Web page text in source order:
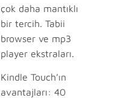
çok daha mantıklı
bir tercih. Tabii
browser ve mp3
player ekstraları.
Kindle Touch’ın
avantajları: 40